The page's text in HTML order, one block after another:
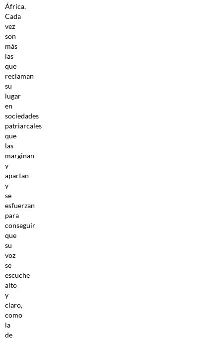
África.
Cada
vez
son
más
las
que
reclaman
su
lugar
en
sociedades
patriarcales
que
las
marginan
y
apartan
y
se
esfuerzan
para
conseguir
que
su
voz
se
escuche
alto
y
claro,
como
la
de